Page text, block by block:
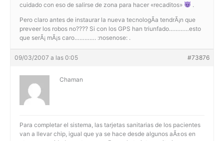
cuidado con eso de salirse de zona para hacer «recaditos»
.
Pero claro antes de instaurar la nueva tecnologÃ­a tendrÃ¡n que
preveer los robos no???? Si con los GPS han triunfado…………esto
que serÃ¡ mÃ¡s caro…………. :nosenose: .
09/03/2007 a las 0:05 #73876
Chaman
Para completar el sistema, las tarjetas sanitarias de los pacientes
van a llevar chip, igual que ya se hace desde algunos aÃ±os en